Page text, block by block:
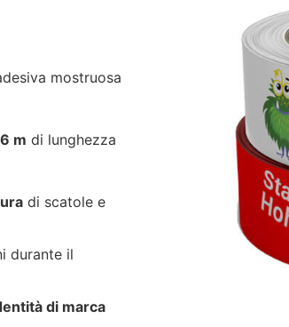
mostruosa
m di lunghezza
di scatole e
durante il
di marca